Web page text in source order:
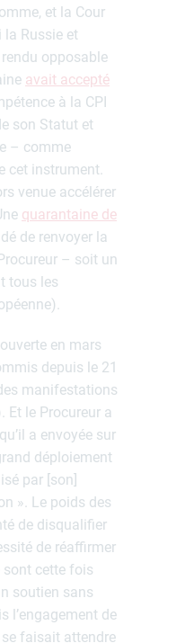
et la Cour
la Russie et
rendu opposable
avait accepté
à la CPI
son Statut et
– comme
cet instrument.
venue accélérer
quarantaine de
de renvoyer la
– soit un
tous les
en mars
depuis le 21
manifestations
Et le Procureur a
a envoyée sur
déploiement
par [son]
». Le poids des
de disqualifier
de réaffirmer
sont cette fois
soutien sans
l’engagement de
faisait attendre